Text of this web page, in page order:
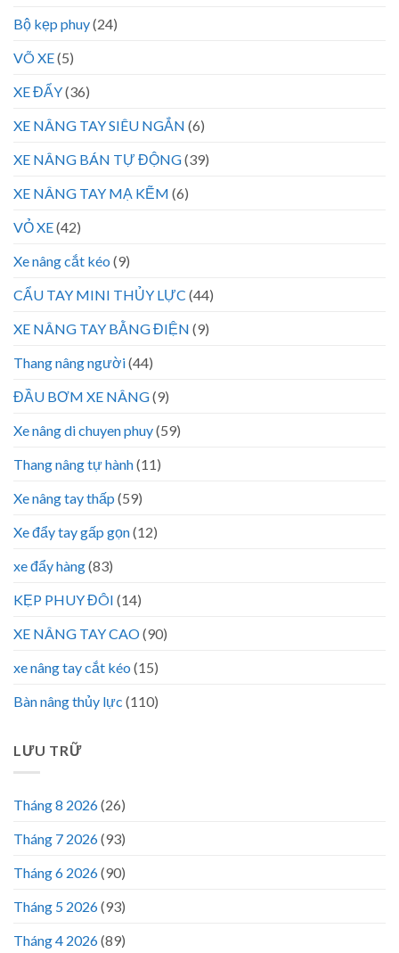
Bộ kẹp phuy(24)
VÕ XE(5)
XE ĐẨY(36)
XE NÂNG TAY SIÊU NGẮN (6)
XE NÂNG BÁN TỰ ĐỘNG(39)
XE NÂNG TAY MẠ KẼM (6)
VỎ XE(42)
Xe nâng cắt kéo (9)
CẨU TAY MINI THỦY LỰC (44)
XE NÂNG TAY BẰNG ĐIỆN (9)
Thang nâng người(44)
ĐẦU BƠM XE NÂNG(9)
Xe nâng di chuyen phuy(59)
Thang nâng tự hành(11)
Xe nâng tay thấp (59)
Xe đẩy tay gấp gọn(12)
xe đẩy hàng(83)
KẸP PHUY ĐÔI (14)
XE NÂNG TAY CAO(90)
xe nâng tay cắt kéo (15)
Bàn nâng thủy lực (110)
LƯU TRỮ
Tháng 8 2026(26)
Tháng 7 2026(93)
Tháng 6 2026(90)
Tháng 5 2026(93)
Tháng 4 2026(89)